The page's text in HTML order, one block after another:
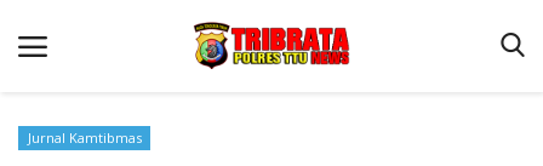
Jurnal Kamtibmas